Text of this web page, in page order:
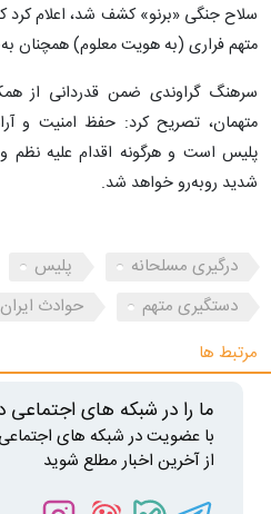
سلاح جنگی «برنو» کشف شد، اعلام
متهم فراری (به هویت معلوم) همچنان
سرهنگ گراوندی ضمن قدردانی از
متهمان، تصریح کرد: حفظ امنیت و
پلیس است و هرگونه اقدام علیه نظم و
شدید روبه‌رو خواهد شد.
درگیری مسلحانه پلیس
دستگیری متهم
حوادث ایران
مرتبط ها
ما را در شبکه های اجتماعی
با عضویت در شبکه های
از آخرین اخبار مطلع شوید